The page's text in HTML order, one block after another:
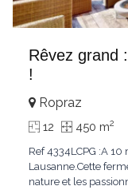
Rêvez grand
!
Ropraz
12 450 m2
Ref 4334LCPG :A
Lausanne.Cette
nature et les